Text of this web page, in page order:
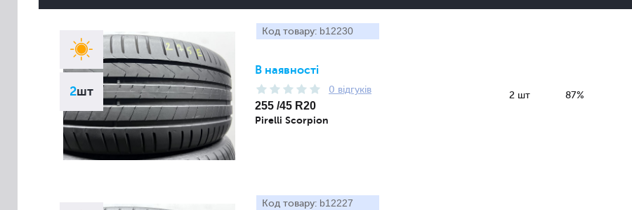
2шт
Код товару: b12230
В наявності
0 відгуків
255 /45 R20
Pirelli Scorpion
2 шт 87%
Код товару: b12227